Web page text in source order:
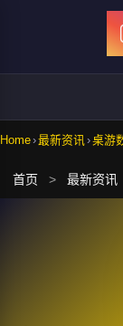
Home›最新资讯›桌游
首页 > 最新资讯